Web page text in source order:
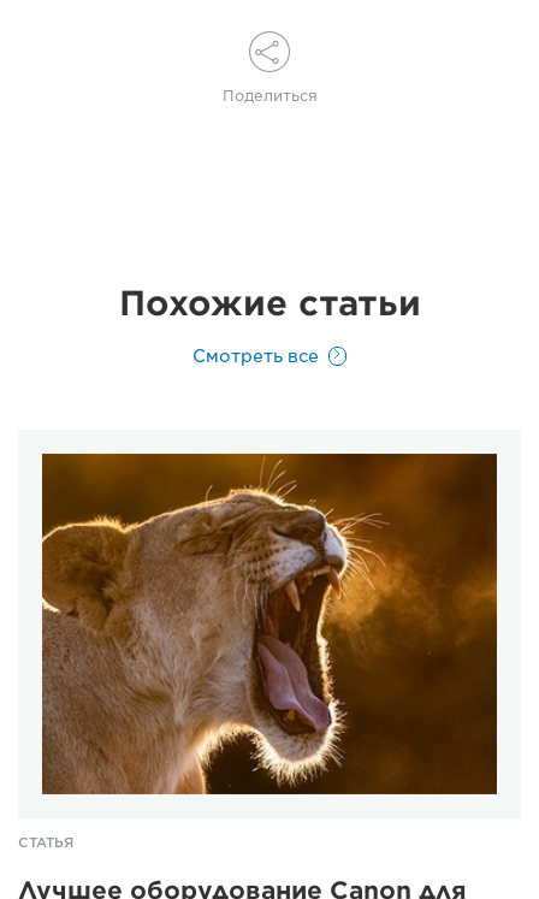
Поделиться
Похожие статьи
Смотреть все
СТАТЬЯ
Лучшее оборудование Canon для